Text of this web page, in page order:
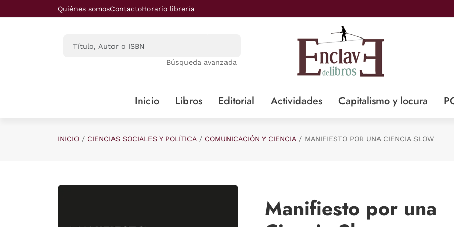
Saltar al contenido principal
Quiénes somosContactoHorario librería
Búsqueda avanzada
Inicio Libros Editorial Actividades Capitalismo y locura
INICIO CIENCIAS SOCIALES Y POLÍTICA COMUNICACIÓN Y CIENCIA MANIFIESTO POR UNA CIENCIA SLOW
Manifiesto por una